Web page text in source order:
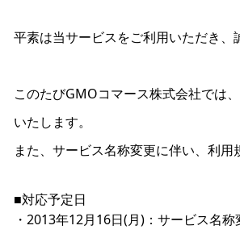
平素は当サービスをご利用いただき、
このたびGMOコマース株式会社では
いたします。
また、サービス名称変更に伴い、利用
■対応予定日
・2013年12月16日(月)：サービス名